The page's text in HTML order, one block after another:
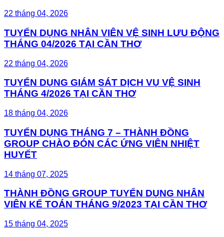
22 tháng 04, 2026
TUYỂN DỤNG NHÂN VIÊN VỆ SINH LƯU ĐỘNG
THÁNG 04/2026 TẠI CẦN THƠ
22 tháng 04, 2026
TUYỂN DỤNG GIÁM SÁT DỊCH VỤ VỆ SINH
THÁNG 4/2026 TẠI CẦN THƠ
18 tháng 04, 2026
TUYỂN DỤNG THÁNG 7 – THÀNH ĐỒNG
GROUP CHÀO ĐÓN CÁC ỨNG VIÊN NHIỆT
HUYẾT
14 tháng 07, 2025
THÀNH ĐỒNG GROUP TUYỂN DỤNG NHÂN
VIÊN KẾ TOÁN THÁNG 9/2023 TẠI CẦN THƠ
15 tháng 04, 2025